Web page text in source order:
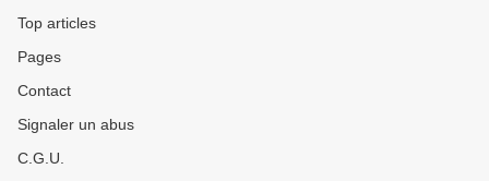
Top articles
Pages
Contact
Signaler un abus
C.G.U.